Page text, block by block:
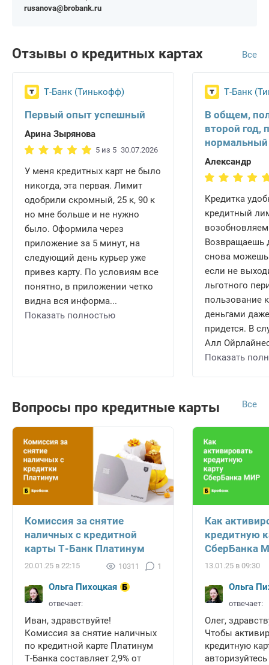
rusanova@brobank.ru
Отзывы о кредитных картах Все
Т-Банк (Тинькофф)
Первый опыт успешный
Арина Зырянова
5 из 5 30.07.2026
У меня кредитных карт не было
никогда, эта первая. Лимит
одобрили скромный, 25 к, 90 к
но мне больше и не нужно
было. Оформила через
приложение за 5 минут, на
следующий день курьер уже
привез карту. По условиям все
понятно, в приложении четко
видна вся информа...
Показать полностью
Т-Банк
В общем,
второй год,
нормальный
Александр
Кредитка
кредитный
Возвращаешь
снова можешь
если не
льготного
пользование
деньгами
придется. В
Алл
Показать
Вопросы про кредитные карты Все
Комиссия за снятие
наличных с кредитной
карты Т-Банк Платинум
20.01.25 в 22:15 10311 1
Ольга Пихоцкая
отвечает:
Иван, здравствуйте!
Комиссия за снятие наличных
по кредитной карте Платинум
Т-Банка составляет 2,9% от
Как
кредитную
СберБанка
13.01.25 в 09:30
Ольга
отвечает:
Олег,
Чтобы
кредитную